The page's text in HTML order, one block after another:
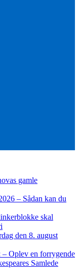
gamle
– Sådan kan du
skal
den 8. august
Oplev en forrygende
Samlede